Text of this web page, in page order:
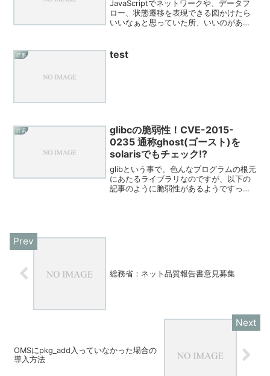
JavaScriptでネットワークや、データフ
ロー、状態遷移を表現できる図かけたら
いいなぁと思っていた所、いいのがあり
IT系 test
IT系
glibcの脆弱性！CVE-2015-
0235 通称ghost(ゴースト)を
solarisでもチェック!?
glibという事で、色んなプログラムの根元
にあたるライブラリなのですが、以下の
記事のように脆弱性があるようですっ！
総務省：ネット品質報告書意見募集
OMSにpkg_add入っていなかった場合の
導入方法